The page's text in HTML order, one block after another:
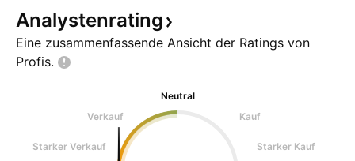
Analystenrating
Eine zusammenfassende Ansicht der Ratings von
Profis.
Neutral
Verkauf
Kauf
Starker Verkauf Starker Kauf